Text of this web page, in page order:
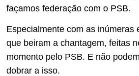
façamos federação com o PSB.
Especialmente com as inúmeras
que beiram a chantagem, feitas
momento pelo PSB. E não
dobrar a isso.